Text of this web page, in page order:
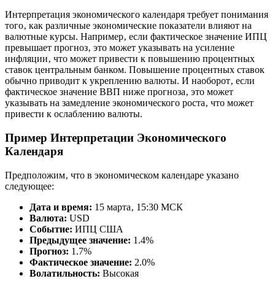
Интерпретация экономического календаря требует понимания
того‚ как различные экономические показатели влияют на
валютные курсы. Например‚ если фактическое значение ИПЦ
превышает прогноз‚ это может указывать на усиление
инфляции‚ что может привести к повышению процентных
ставок центральным банком. Повышение процентных ставок
обычно приводит к укреплению валюты. И наоборот‚ если
фактическое значение ВВП ниже прогноза‚ это может
указывать на замедление экономического роста‚ что может
привести к ослаблению валюты.
Пример Интерпретации Экономического
Календаря
Предположим‚ что в экономическом календаре указано
следующее:
Дата и время: 15 марта‚ 15:30 МСК
Валюта: USD
Событие: ИПЦ США
Предыдущее значение: 1.4%
Прогноз: 1.7%
Фактическое значение: 2.0%
Волатильность: Высокая